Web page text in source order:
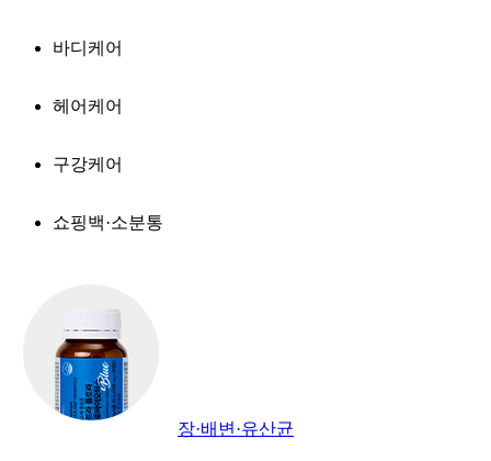
바디케어
헤어케어
구강케어
쇼핑백·소분통
장·배변·유산균